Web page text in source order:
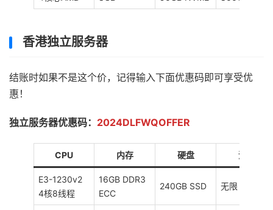
香港独立服务器
结账时如果不是这个价，记得输入下面优惠码即可享受优
惠！
独立服务器优惠码： 2024DLFWQOFFER
CPU 内存 硬盘 流量
E3-1230v2
4核8线程
16GB DDR3
ECC
240GB SSD 无限